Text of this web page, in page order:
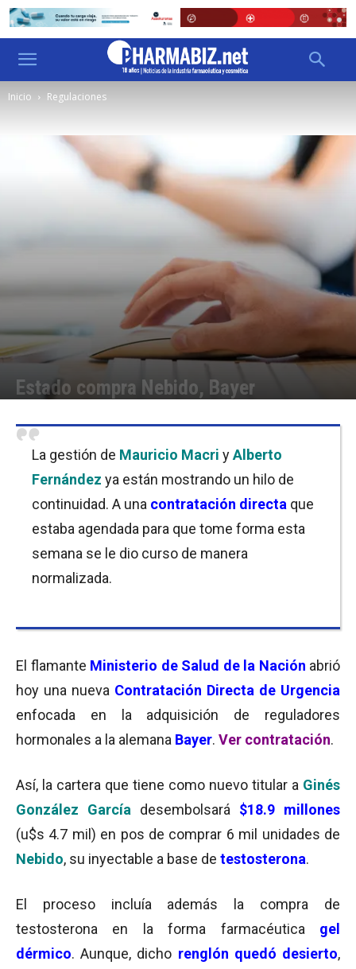
Inicio Regulaciones
Estado compra Nebido, Bayer
La gestión de Mauricio Macri yAlberto
Fernández ya están mostrando un hilo de
continuidad. A una contratación directa que
estaba agendada para que tome forma esta
semana se le dio curso de manera
normalizada.
El flamante Ministerio deSalud de la Nación abrió
hoy una nueva Contratación Directa de Urgencia
enfocada en la adquisición de reguladores
hormonales a la alemana Bayer. Ver contratación.
Así, la cartera que tiene como nuevo titular a Ginés
González García
desembolsará $18.9 millones
(u$s 4.7 mil) en pos de comprar 6 mil unidades de
Nebido, su inyectable a base de testosterona.
El proceso incluía además la compra de
testosterona en la forma farmacéutica gel
dérmico. Aunque, dicho renglón quedó desierto,